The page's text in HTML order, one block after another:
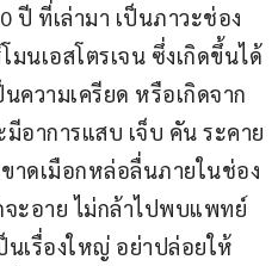
ปี ที่เล่ามา เป็นภาวะช่อง
นเอสโตรเจน ซึ่งเกิดขึ้นได้
ความเครียด หรือเกิดจาก
อาการแสบ เจ็บ คัน ระคาย
าดเมือกหล่อลื่นภายในช่อง
ะอาย ไม่กล้าไปพบแพทย์
นเรื่องใหญ่ อย่าปล่อยให้